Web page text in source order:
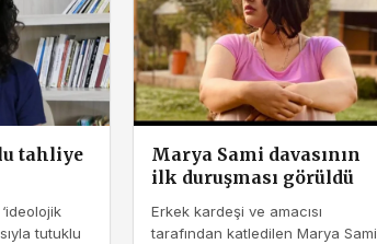
tahliye
tutuklu
Marya Sami davasının
ilk duruşması görüldü
Erkek kardeşi ve amacısı
tarafından katledilen Marya Sami